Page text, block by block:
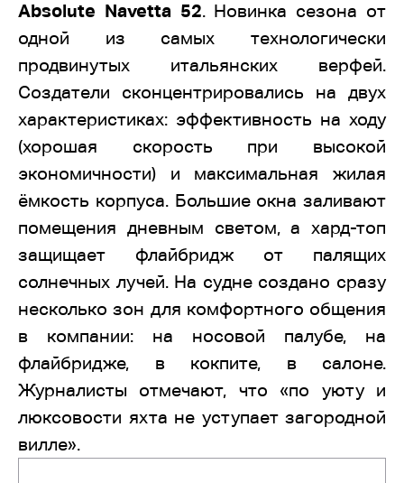
Absolute Navetta 52. Новинка сезона от
одной из самых технологически
продвинутых итальянских верфей.
Создатели сконцентрировались на двух
характеристиках: эффективность на ходу
(хорошая скорость при высокой
экономичности) и максимальная жилая
ёмкость корпуса. Большие окна заливают
помещения дневным светом, а хард-топ
защищает флайбридж от палящих
солнечных лучей. На судне создано сразу
несколько зон для комфортного общения
в компании: на носовой палубе, на
флайбридже, в кокпите, в салоне.
Журналисты отмечают, что «по уюту и
люксовости яхта не уступает загородной
вилле».